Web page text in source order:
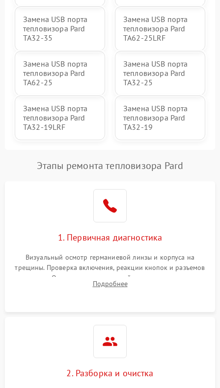
Замена USB порта
тепловизора Pard
TA32-35
Замена USB порта
тепловизора Pard
TA62-25LRF
Замена USB порта
тепловизора Pard
TA62-25
Замена USB порта
тепловизора Pard
TA32-25
Замена USB порта
тепловизора Pard
TA32-19LRF
Замена USB порта
тепловизора Pard
TA32-19
Этапы ремонта тепловизора Pard
1. Первичная диагностика
Визуальный осмотр германиевой линзы и корпуса на
трещины. Проверка включения, реакции кнопок и разъемов
зарядки. Оценка вывода тепловой сигнатуры на экран,
проверка базовых функций и считывание системных
Подробнее
2. Разборка и очистка